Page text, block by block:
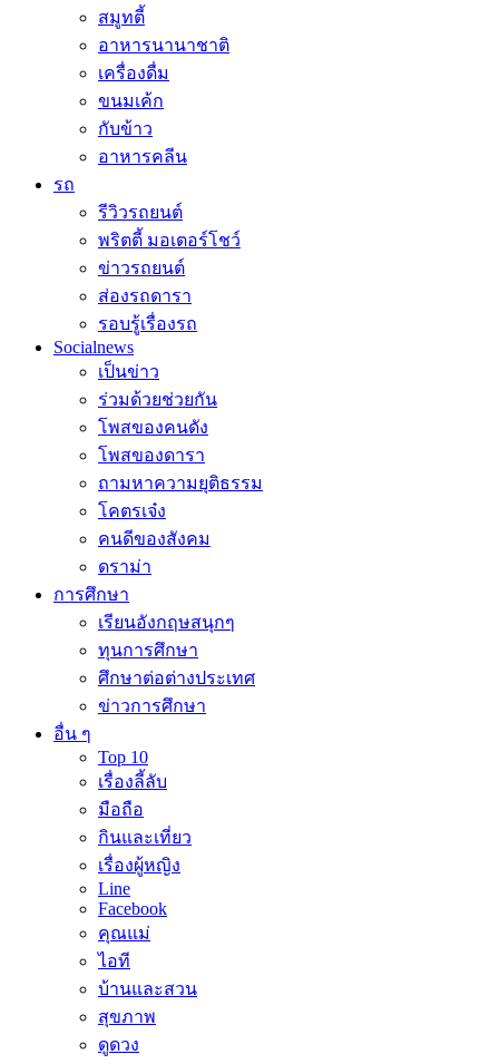
สมูทตี้
อาหารนานาชาติ
เครื่องดื่ม
ขนมเค้ก
กับข้าว
อาหารคลีน
รถ
รีวิวรถยนต์
พริตตี้ มอเตอร์โชว์
ข่าวรถยนต์
ส่องรถดารา
รอบรู้เรื่องรถ
Socialnews
เป็นข่าว
ร่วมด้วยช่วยกัน
โพสของคนดัง
โพสของดารา
ถามหาความยุติธรรม
โคตรเจ๋ง
คนดีของสังคม
ดราม่า
การศึกษา
เรียนอังกฤษสนุกๆ
ทุนการศึกษา
ศึกษาต่อต่างประเทศ
ข่าวการศึกษา
อื่น ๆ
Top 10
เรื่องลี้ลับ
มือถือ
กินและเที่ยว
เรื่องผู้หญิง
Line
Facebook
คุณแม่
ไอที
บ้านและสวน
สุขภาพ
ดูดวง